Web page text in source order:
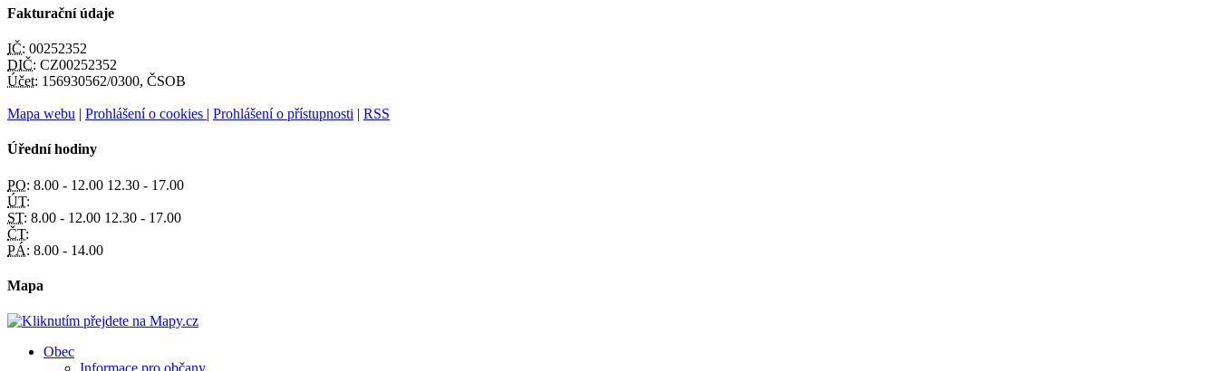
Fakturační údaje
IČ: 00252352
DIČ: CZ00252352
Účet: 156930562/0300, ČSOB
Mapa webu | Prohlášení o cookies | Prohlášení o přístupnosti | RSS
Úřední hodiny
PO: 8.00 - 12.00 12.30 - 17.00
ÚT:
ST: 8.00 - 12.00 12.30 - 17.00
ČT:
PÁ: 8.00 - 14.00
Mapa
Obec
Informace pro občany